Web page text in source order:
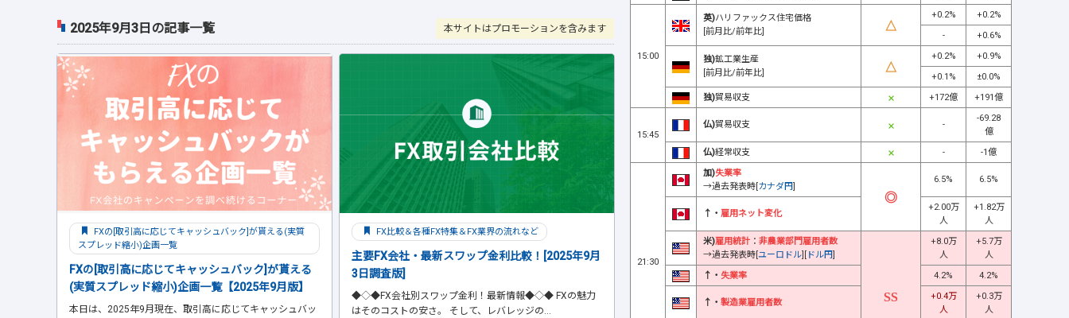
2025年9月3日の記事一覧 本サイトはプロモーションを含みます
FXの[取引高に応じてキャッシュバック]が貰える(実質
スプレッド縮小)企画一覧
FXの[取引高に応じてキャッシュバック]が貰える
(実質スプレッド縮小)企画一覧【2025年9月版】
本日は、2025年9月現在、取引高に応じてキャッシュバッ
FX比較＆各種FX特集＆FX業界の流れなど
主要FX会社・最新スワップ金利比較！[2025年9月
3日調査版]
◆◇◆FX会社別スワップ金利！最新情報◆◇◆ FXの魅力
はそのコストの安さ。 そして、レバレッジの...
15:00
英)ハリファックス住宅価格
[前月比/前年比]
+0.2%
+0.2%
-
+0.6%
独)鉱工業生産
[前月比/前年比]
+0.2%
+0.9%
+0.1%
±0.0%
独)貿易収支 +172億 +191億
15:45
仏)貿易収支 -
-69.28
億
仏)経常収支 - -1億
21:30
加)失業率
→過去発表時[カナダ円]
6.5% 6.5%
↑・ 雇用ネット変化
+2.00万
人
+1.82万
人
米)雇用統計 ： 非農業部門雇用者数
→過去発表時[ユーロドル][ ドル円]
+8.0万
人
+5.7万
人
↑・ 失業率 4.2% 4.2%
↑・ 製造業雇用者数
+0.4万
人
+0.3万
人